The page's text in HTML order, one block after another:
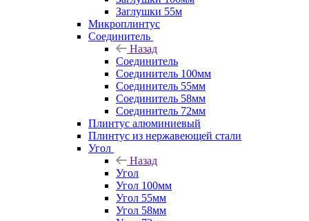
Заглушки 55м
Микроплинтус
Соединитель
Назад
Соединитель
Соединитель 100мм
Соединитель 55мм
Соединитель 58мм
Соединитель 72мм
Плинтус алюминиевый
Плинтус из нержавеющей стали
Угол
Назад
Угол
Угол 100мм
Угол 55мм
Угол 58мм